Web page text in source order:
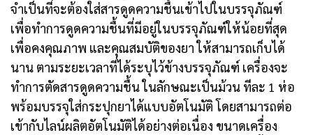
จำเป็นที่จะต้องใส่สารดูดความชื้นเข้าไปในบรรจุภัณฑ์
เพื่อทำการดูดความชื้นที่มีอยู่ในบรรจุภัณฑ์ให้น้อยที่สุด
เพื่อคงคุณภาพ และคุณสมบัติของยา ให้สามารถเก็บได้
นาน ตามระยะเวลาที่ได้ระบุไว้ข้างบรรจุภัณฑ์ เครื่องจะ
ทำการตัดสารดูดความชื้น ในลักษณะเป็นม้วน ทีละ 1 ห่อ
พร้อมบรรจุใส่กระปุกยาได้แบบอัตโนมัติ โดยสามารถต่อ
เข้ากับไลน์ผลิตอัตโนมัติได้อย่างต่อเนื่อง ขนาดเครื่อง